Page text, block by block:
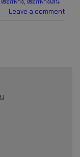
Leave a comment